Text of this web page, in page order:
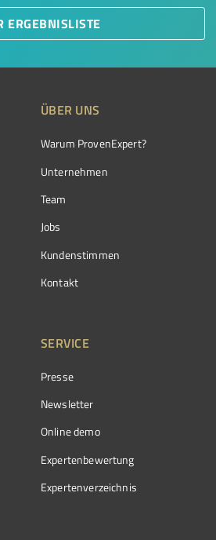
ERGEBNISLISTE
ÜBER UNS
Warum ProvenExpert?
Unternehmen
Team
Jobs
Kundenstimmen
Kontakt
SERVICE
Presse
Newsletter
Online demo
Expertenbewertung
Expertenverzeichnis